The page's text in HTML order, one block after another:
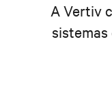
A Vertiv